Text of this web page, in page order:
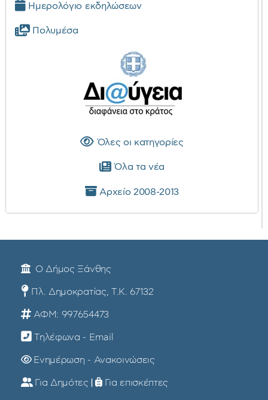
Ημερολόγιο εκδηλώσεων
Πολυμέσα
Όλες οι κατηγορίες
Όλα τα νέα
Αρχείο 2008-2013
Ο Δήμος Ξάνθης
Πλ. Δημοκρατίας, Τ.Κ. 67132
ΑΦΜ: 997654473
Τηλέφωνα - Email
Ενημέρωση - Ανακοινώσεις
Για Δημότες | Για επισκέπτες